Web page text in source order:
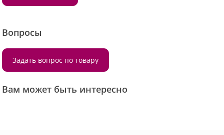
Вопросы
Задать вопрос по товару
Вам может быть интересно